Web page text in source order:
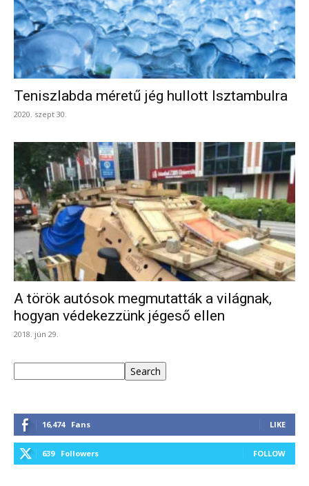
Teniszlabda méretű jég hullott Isztambulra
2020. szept 30.
A török autósok megmutatták a világnak,
hogyan védekezzünk jégeső ellen
2018. jún 29.
Search
16,474 Fans LIKE
639 Followers FOLLOW